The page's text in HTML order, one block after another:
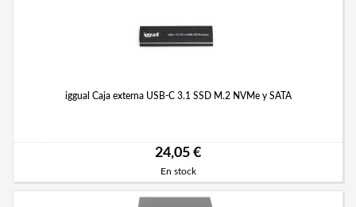
iggual Caja externa USB-C 3.1 SSD M.2 NVMe y SATA
24,05 €
En stock